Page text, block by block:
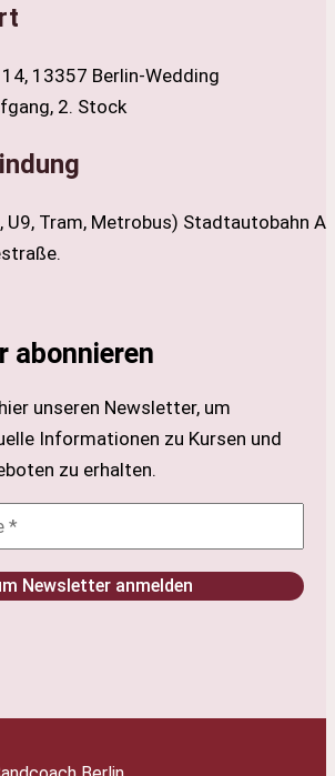
13357 Berlin-Wedding
2. Stock
U9, Tram, Metrobus) Stadtautobahn A
abonnieren
unseren Newsletter, um
Informationen zu Kursen und
zu erhalten.